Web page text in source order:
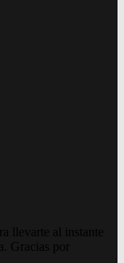
llevarte al instante
Gracias por